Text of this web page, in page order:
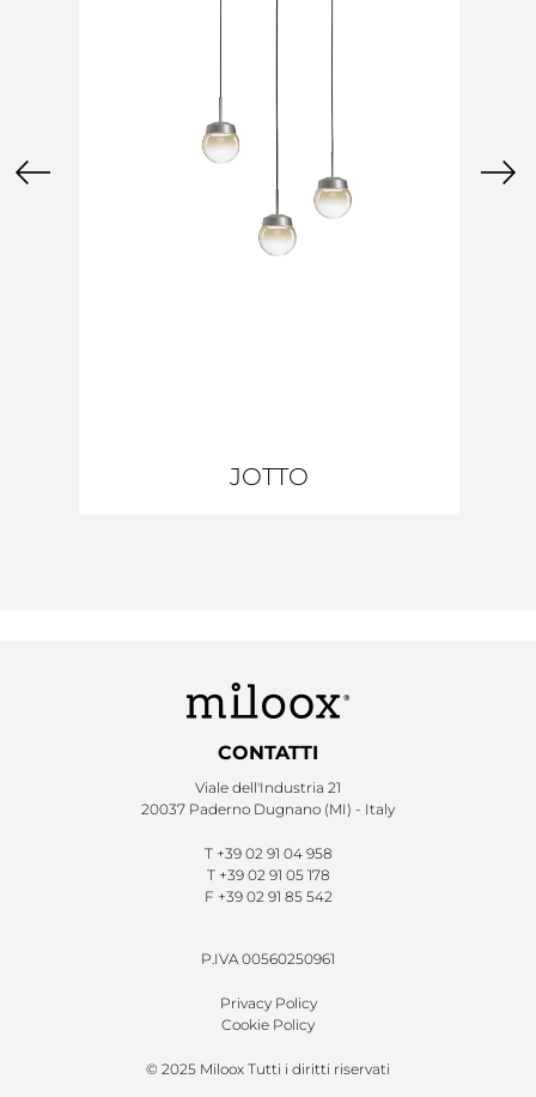
JOTTO
CONTATTI
Viale dell'Industria 21
20037 Paderno Dugnano (MI) - Italy
T +39 02 91 04 958
T +39 02 91 05 178
F +39 02 91 85 542
P.IVA 00560250961
Privacy Policy
Cookie Policy
© 2025 Miloox Tutti i diritti riservati